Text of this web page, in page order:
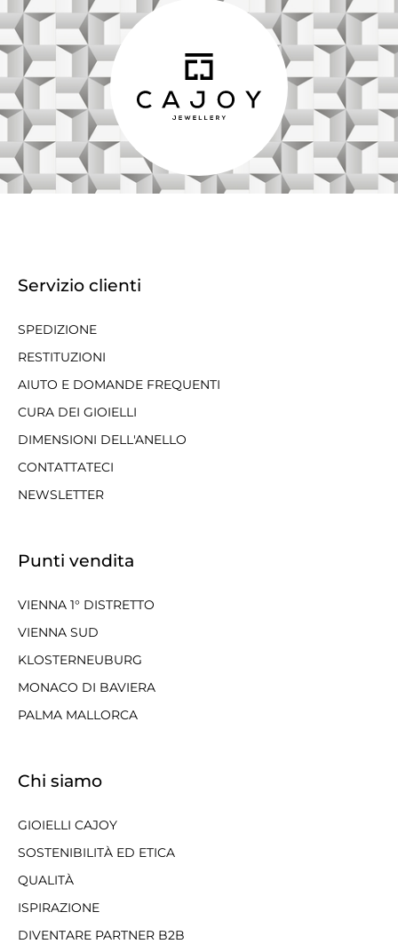
Servizio clienti
SPEDIZIONE
RESTITUZIONI
AIUTO E DOMANDE FREQUENTI
CURA DEI GIOIELLI
DIMENSIONI DELL'ANELLO
CONTATTATECI
NEWSLETTER
Punti vendita
VIENNA 1° DISTRETTO
VIENNA SUD
KLOSTERNEUBURG
MONACO DI BAVIERA
PALMA MALLORCA
Chi siamo
GIOIELLI CAJOY
SOSTENIBILITÀ ED ETICA
QUALITÀ
ISPIRAZIONE
DIVENTARE PARTNER B2B